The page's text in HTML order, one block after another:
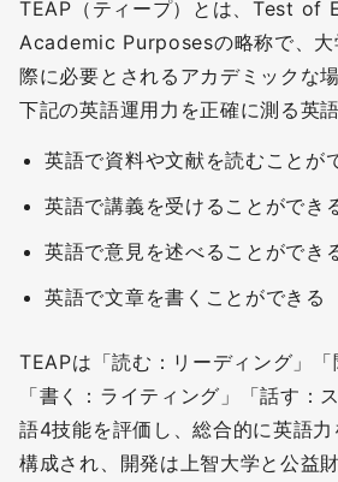
TEAP（ティープ）とは、Test of
Academic Purposesの略称で、大
際に必要とされるアカデミックな
下記の英語運用力を正確に測る英語
英語で資料や文献を読むことが
英語で講義を受けることができ
英語で意見を述べることができ
英語で文章を書くことができる
TEAPは「読む：リーディング」「
「書く：ライティング」「話す：
語4技能を評価し、総合的に英語
構成され、開発は上智大学と公益